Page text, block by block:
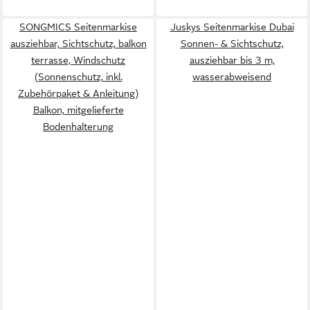
SONGMICS Seitenmarkise
ausziehbar, Sichtschutz, balkon
terrasse, Windschutz
(Sonnenschutz, inkl.
Zubehörpaket & Anleitung)
Balkon, mitgelieferte
Bodenhalterung
Juskys Seitenmarkise Dubai
Sonnen- & Sichtschutz,
ausziehbar bis 3 m,
wasserabweisend